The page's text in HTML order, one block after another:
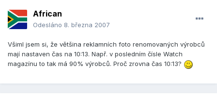
African
Odesláno 8. března 2007
Všiml jsem si, že většina reklamních foto renomovaných výrobců
mají nastaven čas na 10:13. Např. v posledním čísle Watch
magazínu to tak má 90% výrobců. Proč zrovna čas 10:13?